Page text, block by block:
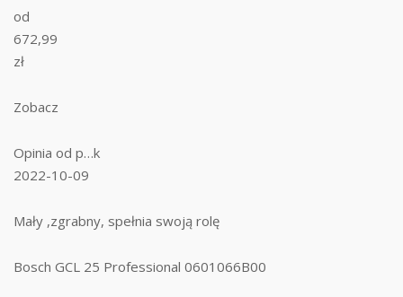
od
672,99
zł
Zobacz
Opinia od p…k
2022-10-09
Mały ,zgrabny, spełnia swoją rolę
Bosch GCL 25 Professional 0601066B00